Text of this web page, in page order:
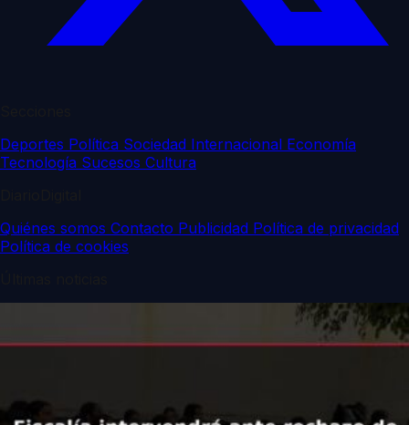
Deportes Política Sociedad Internacional Economía
Tecnología Sucesos Cultura
Quiénes somos Contacto Publicidad Política de privacidad
Política de cookies